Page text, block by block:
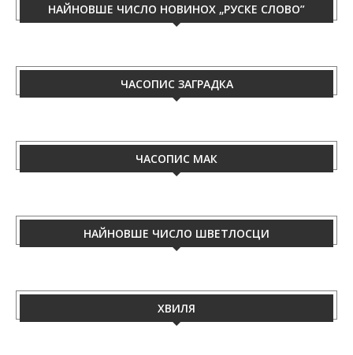
НАЙНОВШЕ ЧИСЛО НОВИНОХ „РУСКЕ СЛОВО”
ЧАСОПИС ЗАГРАДКА
ЧАСОПИС МАК
НАЙНОВШЕ ЧИСЛО ШВЕТЛОСЦИ
ХВИЛЯ